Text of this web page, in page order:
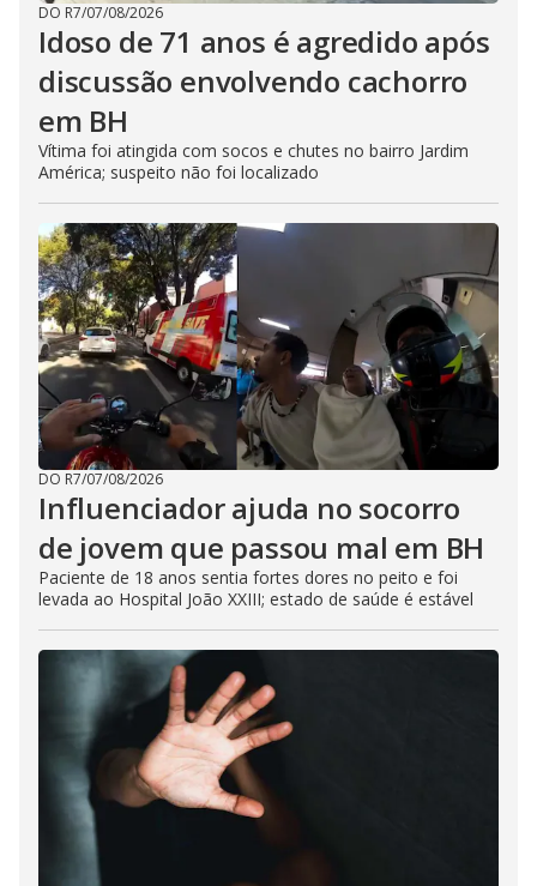
DO R7/07/08/2026
Idoso de 71 anos é agredido após
discussão envolvendo cachorro
em BH
Vítima foi atingida com socos e chutes no bairro Jardim
América; suspeito não foi localizado
DO R7/07/08/2026
Influenciador ajuda no socorro
de jovem que passou mal em BH
Paciente de 18 anos sentia fortes dores no peito e foi
levada ao Hospital João XXIII; estado de saúde é estável